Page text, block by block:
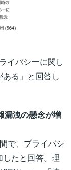
イバシーに関し
る」と回答し
漏洩の懸念が増
で、プライバシ
したと回答。理